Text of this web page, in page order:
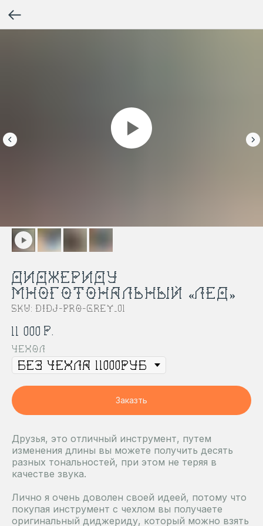
ДИДЖЕРИДУ
МНОГОТОНАЛЬНЫЙ «ЛЕД»
SKU: DIDJ-PRO-GREY_01
11 000 р.
Чехол
Заказть
Друзья, это отличный инструмент, путем
изменения длины вы можете получить десять
разных тональностей, при этом не теряя в
качестве звука.
Лично я очень доволен своей идеей, потому что
покупая инструмент с чехлом вы получаете
оригинальный диджериду, который можно взять